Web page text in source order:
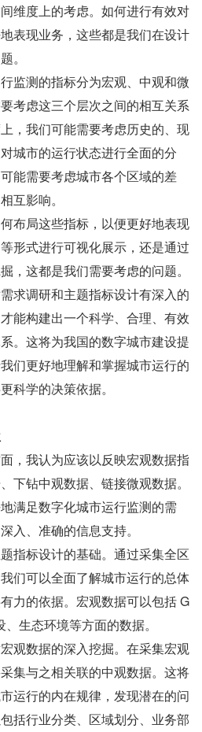
维度上的考虑。如何进行有效对
表现业务，这些都是我们在设计
。
监测的指标分为宏观、中观和微
考虑这三个层次之间的相互关系
，我们可能需要考虑历史的、现
城市的运行状态进行全面的分
能需要考虑城市各个区域的差
互影响。
布局这些指标，以便更好地表现
形式进行可视化展示，还是通过
，这都是我们需要考虑的问题。
求调研和主题指标设计有深入的
能构建出一个科学、合理、有效
。这将为我国的数字城市建设提
们更好地理解和掌握城市运行的
科学的决策依据。
，我认为应该以反映宏观数据指
下钻中观数据、链接微观数据。
满足数字化城市运行监测的需
入、准确的信息支持。
指标设计的基础。通过采集全区
们可以全面了解城市运行的总体
力的依据。宏观数据可以包括 G
生态环境等方面的数据。
观数据的深入挖掘。在采集宏观
集与之相关联的中观数据。这将
运行的内在规律，发现潜在的问
括行业分类、区域划分、业务部